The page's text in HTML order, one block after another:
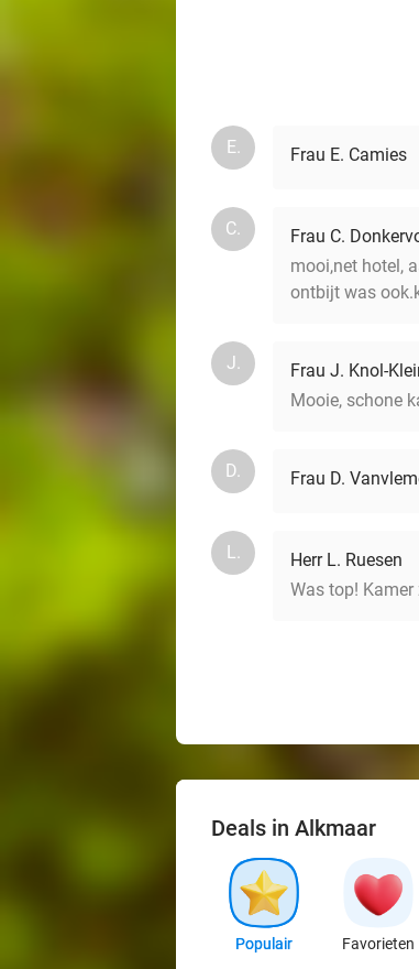
E. Frau E. Camies
C.
Frau C.
mooi,net hotel,
ontbijt was
J.
Frau J. Knol-
Mooie, schone
D. Frau D.
L.
Herr L. Ruesen
Was top!
Deals in Alkmaar
Populair Favorieten